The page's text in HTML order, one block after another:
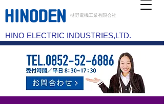
樋野電機工業有限会社
HINO ELECTRIC INDUSTRIES,LTD.